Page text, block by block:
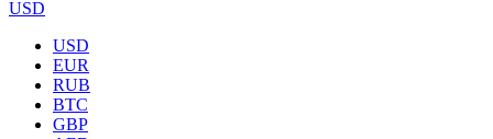
USD
USD
EUR
RUB
BTC
GBP